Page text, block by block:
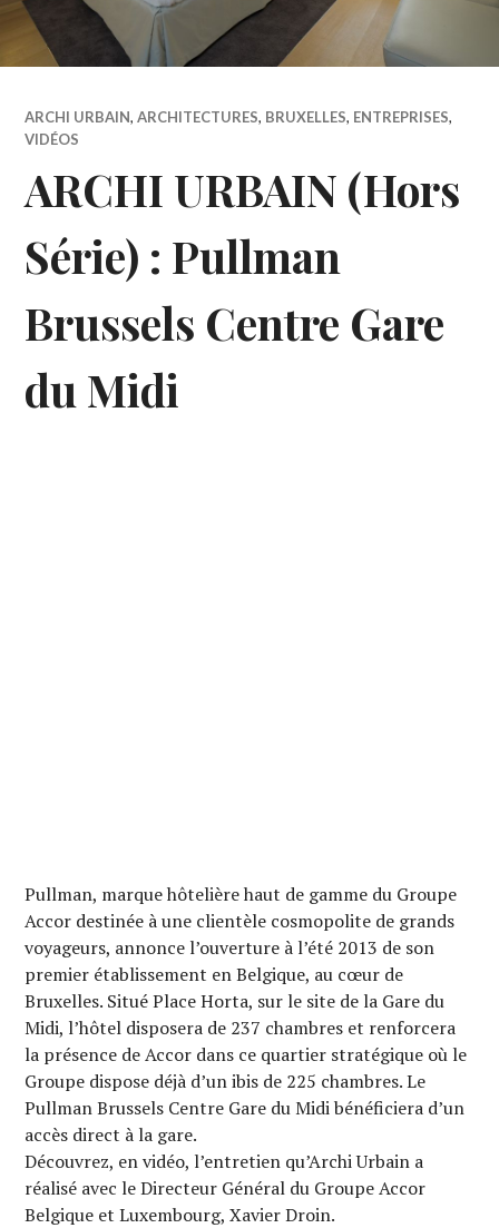
ARCHI URBAIN,ARCHITECTURES, BRUXELLES, ENTREPRISES,
VIDÉOS
ARCHI URBAIN (Hors
Série) : Pullman
Brussels Centre Gare
du Midi
Pullman, marque hôtelière haut de gamme du Groupe
Accor destinée à une clientèle cosmopolite de grands
voyageurs, annonce l’ouverture à l’été 2013 de son
premier établissement en Belgique, au cœur de
Bruxelles. Situé Place Horta, sur le site de la Gare du
Midi, l’hôtel disposera de 237 chambres et renforcera
la présence de Accor dans ce quartier stratégique où le
Groupe dispose déjà d’un ibis de 225 chambres. Le
Pullman Brussels Centre Gare du Midi bénéficiera d’un
accès direct à la gare.
Découvrez, en vidéo, l’entretien qu’Archi Urbain a
réalisé avec le Directeur Général du Groupe Accor
Belgique et Luxembourg, Xavier Droin.